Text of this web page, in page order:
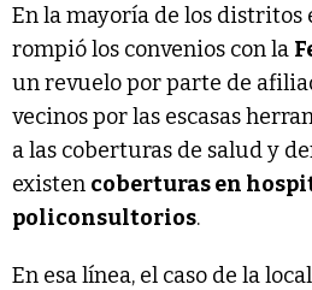
En la mayoría de los distritos
rompió los convenios con la
un revuelo por parte de
vecinos por las escasas
a las coberturas de salud y
existen coberturas en
policonsultorios.
En esa línea, el caso de la